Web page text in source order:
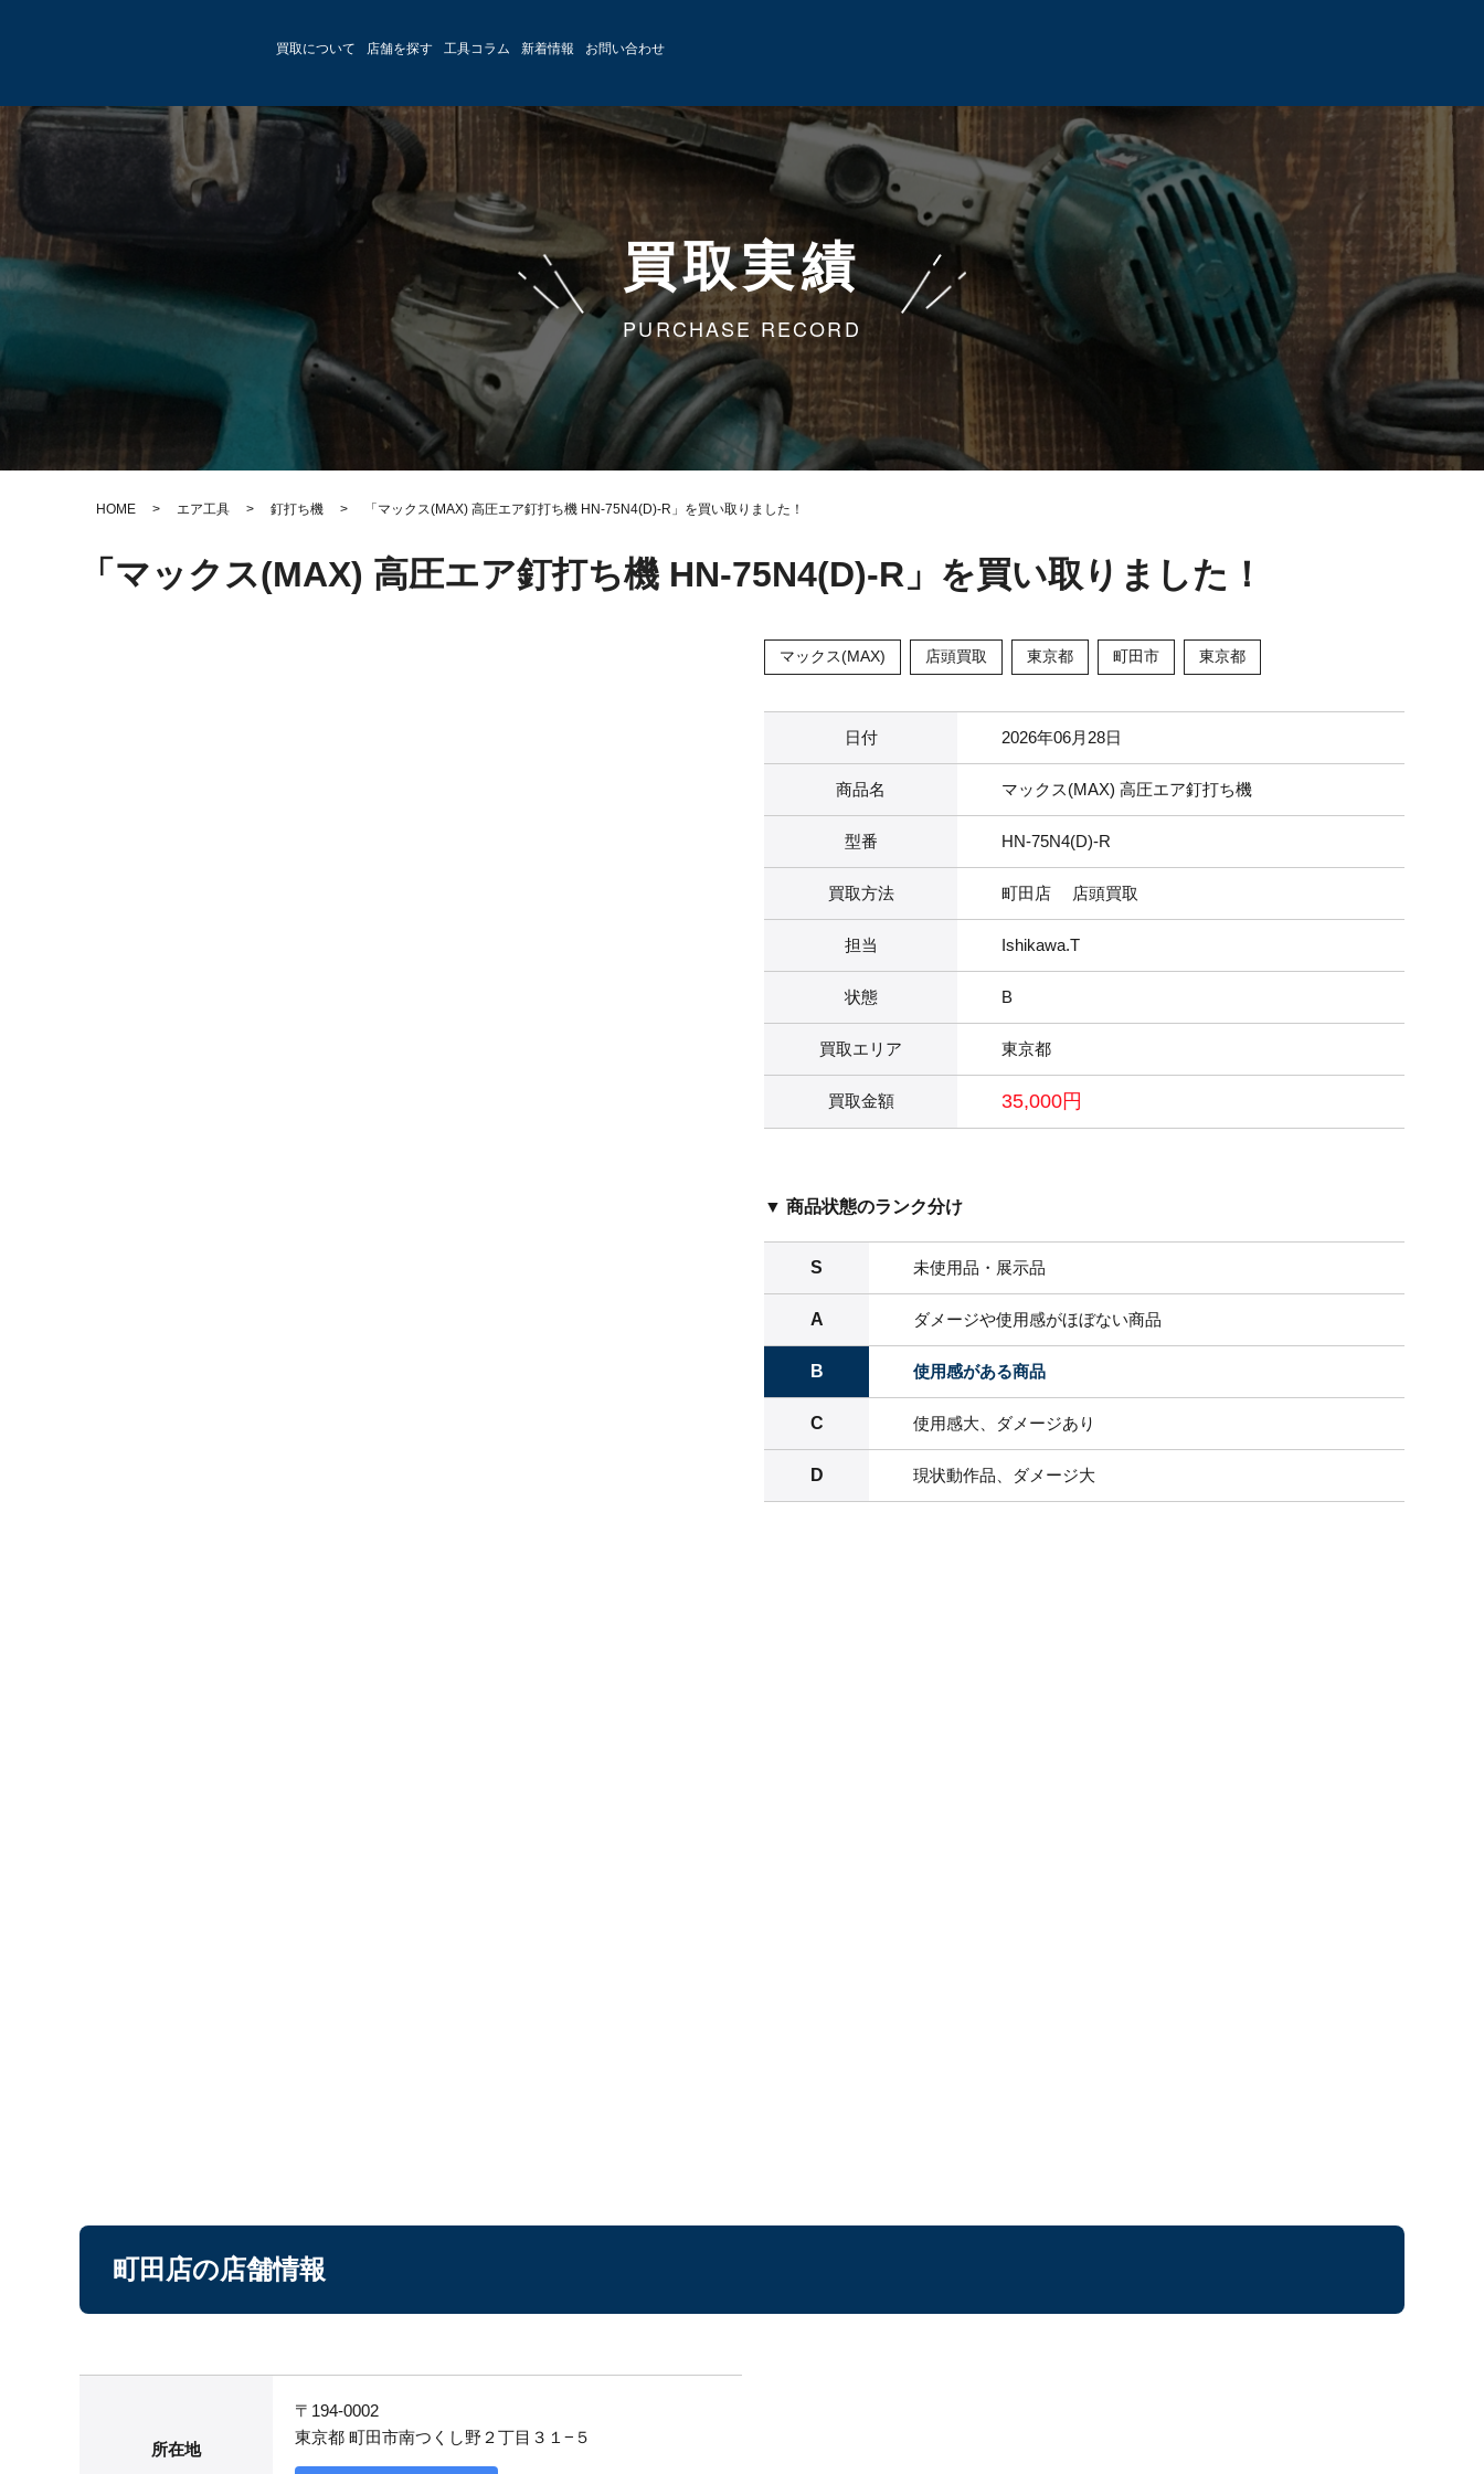
買取について 店舗を探す 工具コラム 新着情報 お問い合わせ
買取実績
PURCHASE RECORD
HOME > エア工具 > 釘打ち機 > 「マックス(MAX) 高圧エア釘打ち機 HN-75N4(D)-R」を買い取りました！
「マックス(MAX) 高圧エア釘打ち機 HN-75N4(D)-R」を買い取りました！
マックス(MAX) 店頭買取 東京都 町田市 東京都
日付 2026年06月28日
商品名 マックス(MAX) 高圧エア釘打ち機
型番 HN-75N4(D)-R
買取方法 町田店 店頭買取
担当 Ishikawa.T
状態 B
買取エリア 東京都
買取金額 35,000円
▼ 商品状態のランク分け
S 未使用品・展示品
A ダメージや使用感がほぼない商品
B 使用感がある商品
C 使用感大、ダメージあり
D 現状動作品、ダメージ大
町田店の店舗情報
所在地
〒194-0002
東京都 町田市南つくし野２丁目３１−５